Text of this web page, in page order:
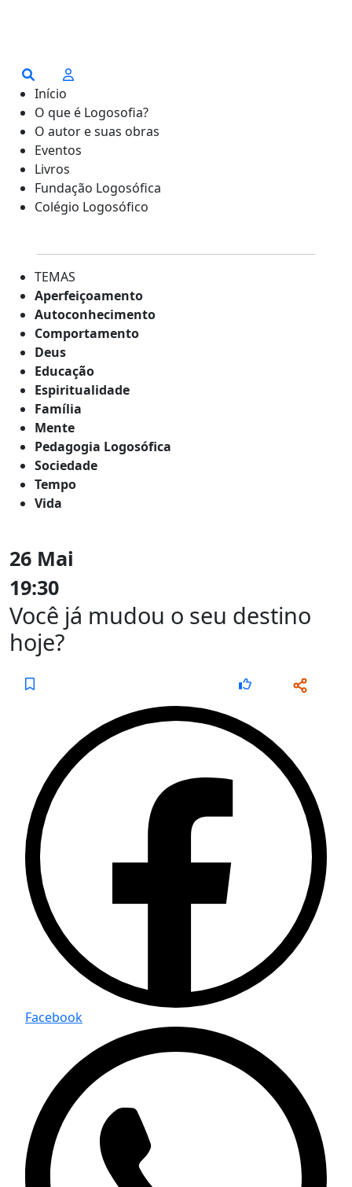
Início
O que é Logosofia?
O autor e suas obras
Eventos
Livros
Fundação Logosófica
Colégio Logosófico
TEMAS
Aperfeiçoamento
Autoconhecimento
Comportamento
Deus
Educação
Espiritualidade
Família
Mente
Pedagogia Logosófica
Sociedade
Tempo
Vida
26 Mai
19:30
Você já mudou o seu destino
hoje?
Facebook